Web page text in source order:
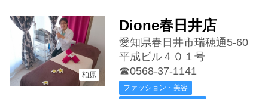
柏原
Dione春日井店
愛知県春日井市瑞穂通5-60
平成ビル４０１号
☎0568-37-1141
ファッション・美容